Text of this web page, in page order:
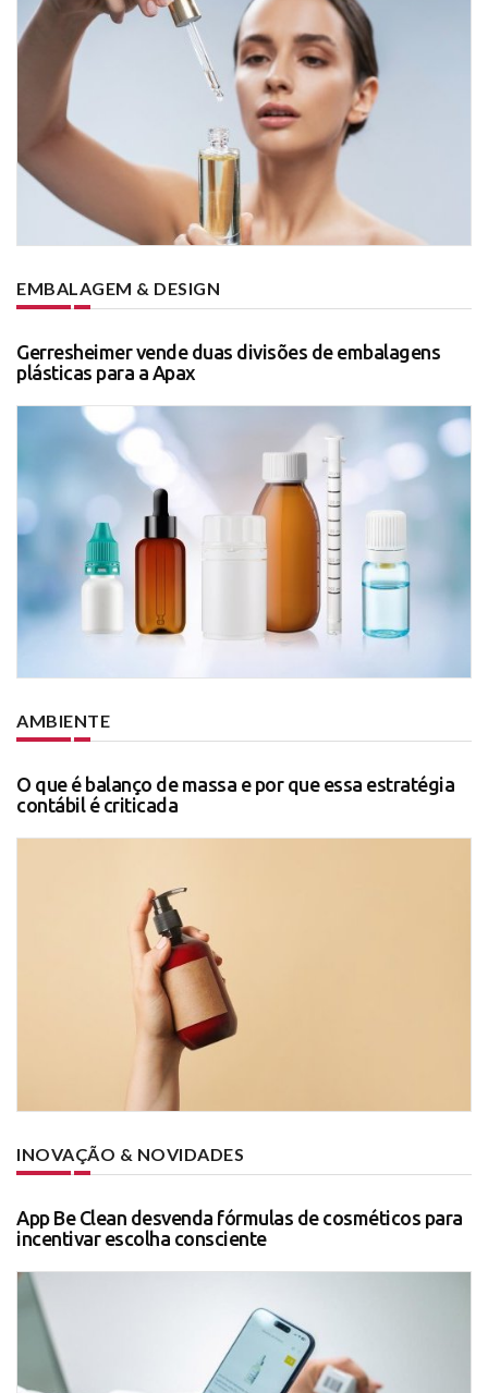
EMBALAGEM & DESIGN
Gerresheimer vende duas divisões de embalagens
plásticas para a Apax
AMBIENTE
O que é balanço de massa e por que essa estratégia
contábil é criticada
INOVAÇÃO & NOVIDADES
App Be Clean desvenda fórmulas de cosméticos para
incentivar escolha consciente